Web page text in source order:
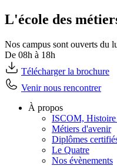
L'école des
Nos campus sont ouverts du
De 08h à 18h
Télécharger la brochure
Venir nous rencontrer
À propos
ISCOM, Histoire
Métiers d'avenir
Diplômes
Le Quatre
Nos évènements